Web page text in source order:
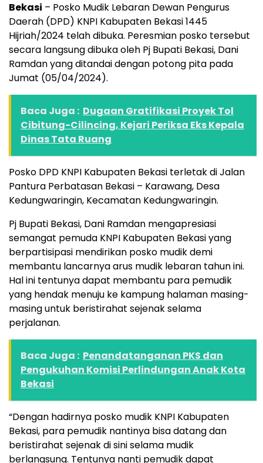
Bekasi – Posko Mudik Lebaran Dewan Pengurus
Daerah (DPD) KNPI Kabupaten Bekasi 1445
Hijriah/2024 telah dibuka. Peresmian posko tersebut
secara langsung dibuka oleh Pj Bupati Bekasi, Dani
Ramdan yang ditandai dengan potong pita pada
Jumat (05/04/2024).
Baca Juga : Dugaan Gratifikasi Proyek Tol
Cibitung-Cilincing, Kejari Periksa Eks Kepala
Dinas Tata Ruang
Posko DPD KNPI Kabupaten Bekasi terletak di Jalan
Pantura Perbatasan Bekasi – Karawang, Desa
Kedungwaringin, Kecamatan Kedungwaringin.
Pj Bupati Bekasi, Dani Ramdan mengapresiasi
semangat pemuda KNPI Kabupaten Bekasi yang
berpartisipasi mendirikan posko mudik demi
membantu lancarnya arus mudik lebaran tahun ini.
Hal ini tentunya dapat membantu para pemudik
yang hendak menuju ke kampung halaman masing-
masing untuk beristirahat sejenak selama
perjalanan.
Baca Juga : Penandatanganan PKS dan
Pengukuhan Komisi Perlindungan Anak Kota
Bekasi
“Dengan hadirnya posko mudik KNPI Kabupaten
Bekasi, para pemudik nantinya bisa datang dan
beristirahat sejenak di sini selama mudik
berlangsung. Tentunya nanti pemudik dapat